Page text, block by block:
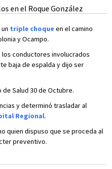
triple choque en el camino
y Ocampo.
conductores involucrados
baja de espalda y dijo ser
de Salud 30 de Octubre.
y determinó trasladar al
Regional.
quien dispuso que se proceda al
preventivo.